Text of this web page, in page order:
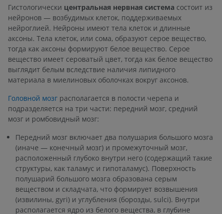
Гистологически центральная нервная система состоит из
нейронов — возбудимых клеток, поддерживаемых
нейроглией. Нейроны имеют тела клеток и длинные
аксоны. Тела клеток, или сома, образуют серое вещество,
тогда как аксоны формируют белое вещество. Серое
вещество имеет сероватый цвет, тогда как белое вещество
выглядит белым вследствие наличия липидного
материала в миелиновых оболочках вокруг аксонов.
Головной мозг располагается в полости черепа и
подразделяется на три части: передний мозг, средний
мозг и ромбовидный мозг:
Передний мозг включает два полушария большого мозга
(иначе — конечный мозг) и промежуточный мозг,
расположенный глубоко внутри него (содержащий такие
структуры, как таламус и гипоталамус). Поверхность
полушарий большого мозга образована серым
веществом и складчата, что формирует возвышения
(извилины, gyri) и углубления (борозды, sulci). Внутри
располагается ядро из белого вещества, в глубине